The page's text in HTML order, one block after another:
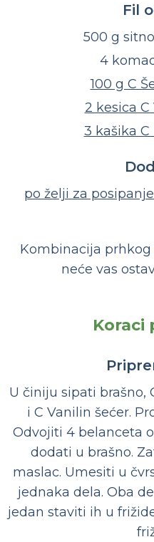
Fil
500 g
4
100 g C
2 kesica
3 kašika
po želji za
Kombinacija prhkog
neće vas
Koraci
U činiju sipati brašno,
i C Vanilin šećer.
Odvojiti 4 belanceta
dodati u brašno.
maslac. Umesiti u
jednaka dela. Oba
jedan staviti ih u